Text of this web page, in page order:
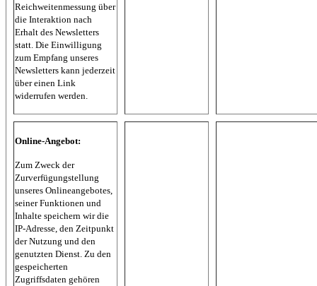
Reichweitenmessung über
die Interaktion nach
Erhalt des Newsletters
statt. Die Einwilligung
zum Empfang unseres
Newsletters kann jederzeit
über einen Link
widerrufen werden.
Online-Angebot:
Zum Zweck der
Zurverfügungstellung
unseres Onlineangebotes,
seiner Funktionen und
Inhalte speichern wir die
IP-Adresse, den Zeitpunkt
der Nutzung und den
genutzten Dienst. Zu den
gespeicherten
Zugriffsdaten gehören